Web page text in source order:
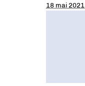
18 mai 2021